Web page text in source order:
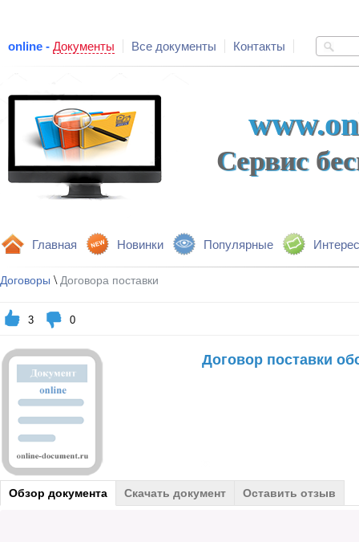
online - Документы Все документы Контакты
Сервис
Главная Новинки Популярные
Договоры \ Договора поставки
3 0
Договор поставки
Обзор документа Скачать документ Оставить отзыв